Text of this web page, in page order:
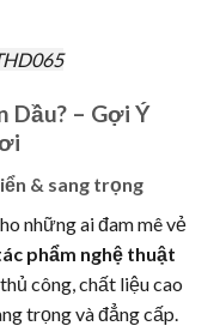
Dầu? – Gợi Ý
& sang trọng
những ai đam mê vẻ
phẩm nghệ thuật
công, chất liệu cao
trọng và đẳng cấp.